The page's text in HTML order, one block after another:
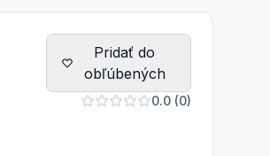
Pridať do
obľúbených
0.0 (0)